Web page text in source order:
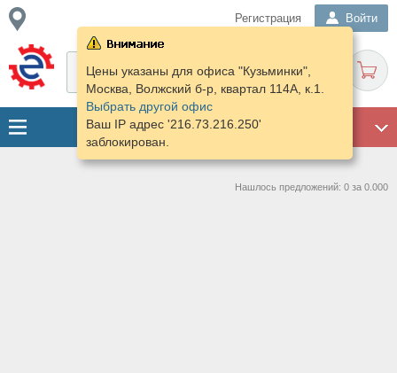
Регистрация Войти
Цены указаны для офиса "Кузьминки",
Москва, Волжский б-р, квартал 114А, к.1.
Выбрать другой офис
Ваш IP адрес '216.73.216.250'
заблокирован.
Нашлось предложений: 0 за 0.000